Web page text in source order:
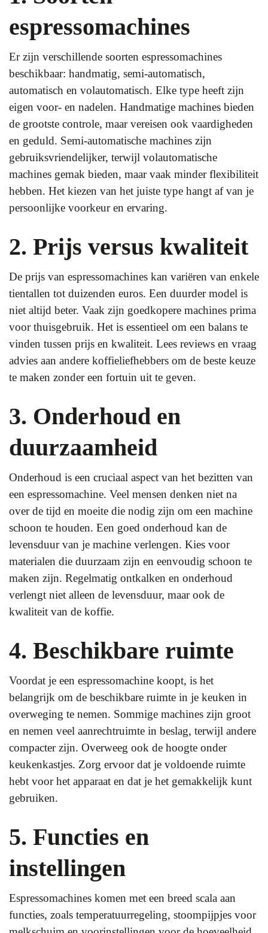
espressomachines
Er zijn verschillende soorten espressomachines
beschikbaar: handmatig, semi-automatisch,
automatisch en volautomatisch. Elke type heeft zijn
eigen voor- en nadelen. Handmatige machines bieden
de grootste controle, maar vereisen ook vaardigheden
en geduld. Semi-automatische machines zijn
gebruiksvriendelijker, terwijl volautomatische
machines gemak bieden, maar vaak minder flexibiliteit
hebben. Het kiezen van het juiste type hangt af van je
persoonlijke voorkeur en ervaring.
2. Prijs versus kwaliteit
De prijs van espressomachines kan variëren van enkele
tientallen tot duizenden euros. Een duurder model is
niet altijd beter. Vaak zijn goedkopere machines prima
voor thuisgebruik. Het is essentieel om een balans te
vinden tussen prijs en kwaliteit. Lees reviews en vraag
advies aan andere koffieliefhebbers om de beste keuze
te maken zonder een fortuin uit te geven.
3. Onderhoud en
duurzaamheid
Onderhoud is een cruciaal aspect van het bezitten van
een espressomachine. Veel mensen denken niet na
over de tijd en moeite die nodig zijn om een machine
schoon te houden. Een goed onderhoud kan de
levensduur van je machine verlengen. Kies voor
materialen die duurzaam zijn en eenvoudig schoon te
maken zijn. Regelmatig ontkalken en onderhoud
verlengt niet alleen de levensduur, maar ook de
kwaliteit van de koffie.
4. Beschikbare ruimte
Voordat je een espressomachine koopt, is het
belangrijk om de beschikbare ruimte in je keuken in
overweging te nemen. Sommige machines zijn groot
en nemen veel aanrechtruimte in beslag, terwijl andere
compacter zijn. Overweeg ook de hoogte onder
keukenkastjes. Zorg ervoor dat je voldoende ruimte
hebt voor het apparaat en dat je het gemakkelijk kunt
gebruiken.
5. Functies en
instellingen
Espressomachines komen met een breed scala aan
functies, zoals temperatuurregeling, stoompijpjes voor